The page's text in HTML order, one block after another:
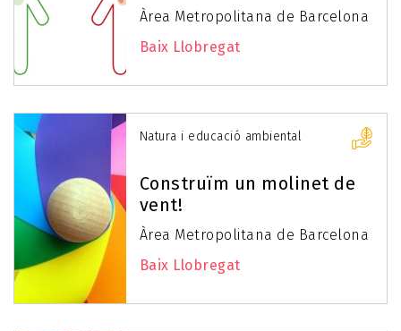
Àrea Metropolitana de Barcelona
Baix Llobregat
Natura i educació ambiental
Construïm un molinet de
vent!
Àrea Metropolitana de Barcelona
Baix Llobregat